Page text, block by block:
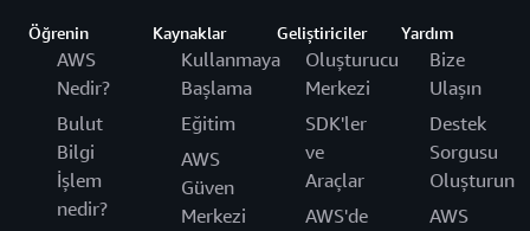
Öğrenin
AWS
Nedir?
Bulut
Bilgi
İşlem
nedir?
Kaynaklar
Kullanmaya
Başlama
Eğitim
AWS
Güven
Merkezi
Geliştiriciler
Oluşturucu
Merkezi
SDK'ler
ve
Araçlar
AWS'de
Yardım
Bize
Ulaşın
Destek
Sorgusu
Oluşturun
AWS